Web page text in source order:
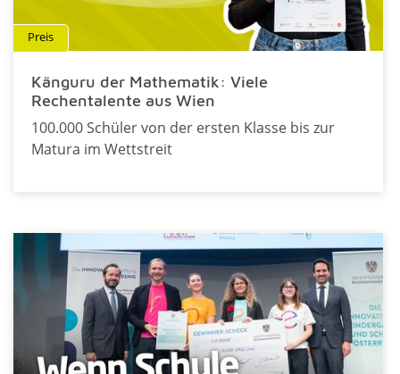
Preis
Känguru der Mathematik: Viele
Rechentalente aus Wien
100.000 Schüler von der ersten Klasse bis zur
Matura im Wettstreit